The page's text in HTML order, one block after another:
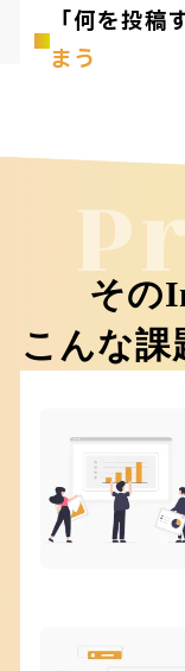
「何を投稿
まう
その
こんな課